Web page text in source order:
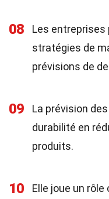
08
Les entreprises
stratégies de
prévisions de
09
La prévision
durabilité en
produits.
10
Elle joue un